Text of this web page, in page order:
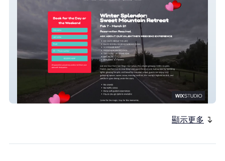
Winter Splendor Celebration
顯示更多